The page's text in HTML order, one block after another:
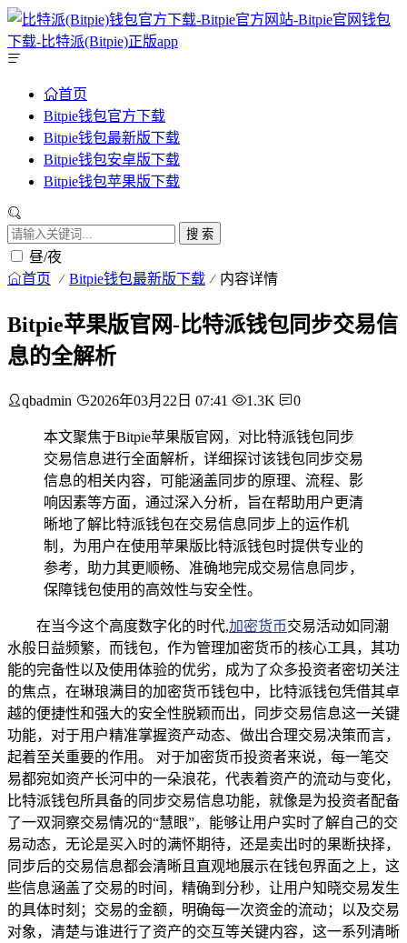
首页
Bitpie钱包官方下载
Bitpie钱包最新版下载
Bitpie钱包安卓版下载
Bitpie钱包苹果版下载
搜 索
昼/夜
首页 Bitpie钱包最新版下载 内容详情
Bitpie苹果版官网-比特派钱包同步交易信
息的全解析
qbadmin 2026年03月22日 07:41 1.3K 0
本文聚焦于Bitpie苹果版官网，对比特派钱包同步
交易信息进行全面解析，详细探讨该钱包同步交易
信息的相关内容，可能涵盖同步的原理、流程、影
响因素等方面，通过深入分析，旨在帮助用户更清
晰地了解比特派钱包在交易信息同步上的运作机
制，为用户在使用苹果版比特派钱包时提供专业的
参考，助力其更顺畅、准确地完成交易信息同步，
保障钱包使用的高效性与安全性。
在当今这个高度数字化的时代,加密货币交易活动如同潮
水般日益频繁，而钱包，作为管理加密货币的核心工具，其功
能的完备性以及使用体验的优劣，成为了众多投资者密切关注
的焦点，在琳琅满目的加密货币钱包中，比特派钱包凭借其卓
越的便捷性和强大的安全性脱颖而出，同步交易信息这一关键
功能，对于用户精准掌握资产动态、做出合理交易决策而言，
起着至关重要的作用。 对于加密货币投资者来说，每一笔交
易都宛如资产长河中的一朵浪花，代表着资产的流动与变化，
比特派钱包所具备的同步交易信息功能，就像是为投资者配备
了一双洞察交易情况的“慧眼”，能够让用户实时了解自己的交
易动态，无论是买入时的满怀期待，还是卖出时的果断抉择，
同步后的交易信息都会清晰且直观地展示在钱包界面之上，这
些信息涵盖了交易的时间，精确到分秒，让用户知晓交易发生
的具体时刻；交易的金额，明确每一次资金的流动；以及交易
对象，清楚与谁进行了资产的交互等关键内容，这一系列清晰